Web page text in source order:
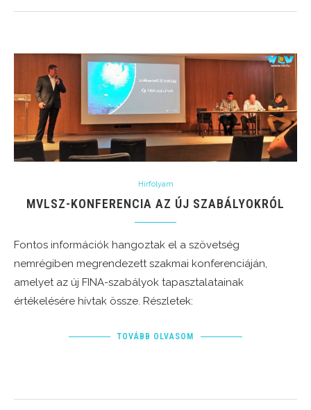
Hírfolyam
MVLSZ-KONFERENCIA AZ ÚJ SZABÁLYOKRÓL
Fontos információk hangoztak el a szövetség
nemrégiben megrendezett szakmai konferenciáján,
amelyet az új FINA-szabályok tapasztalatainak
értékelésére hívtak össze. Részletek:
TOVÁBB OLVASOM